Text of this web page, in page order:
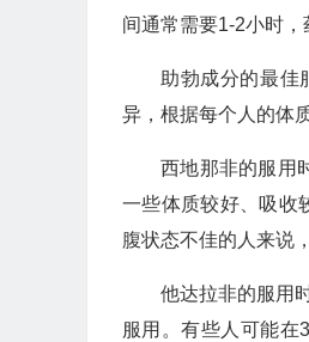
间通常需要1-2小时，
助勃成分的最佳
异，根据每个人的体
西地那非的服用
一些体质较好、吸收
腹状态不佳的人来说
他达拉非的服用
服用。有些人可能在